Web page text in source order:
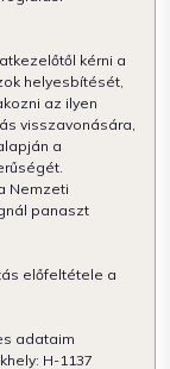
kérni a
helyesbítését,
az ilyen
visszavonására,
a
Nemzeti
panaszt
előfeltétele a
adataim
H-1137